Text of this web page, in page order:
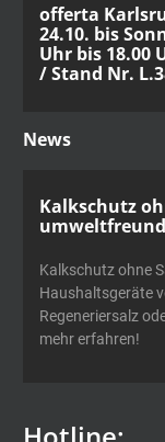
offerta
24.10. bis
Uhr bis 18.00
/ Stand Nr.
News
Kalkschutz
Kalkschutz ohne
Haushaltsgeräte
Regeneriersalz
mehr erfahren!